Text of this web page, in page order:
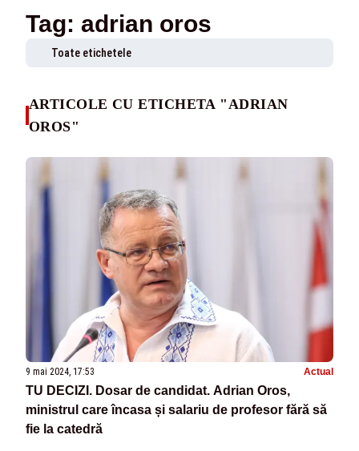
Tag: adrian oros
Toate etichetele
ARTICOLE CU ETICHETA "ADRIAN
OROS"
9 mai 2024, 17:53 Actual
TU DECIZI. Dosar de candidat. Adrian Oros,
ministrul care încasa și salariu de profesor fără să
fie la catedră